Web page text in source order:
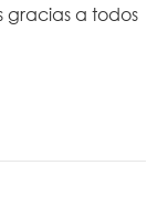
gracias a todos